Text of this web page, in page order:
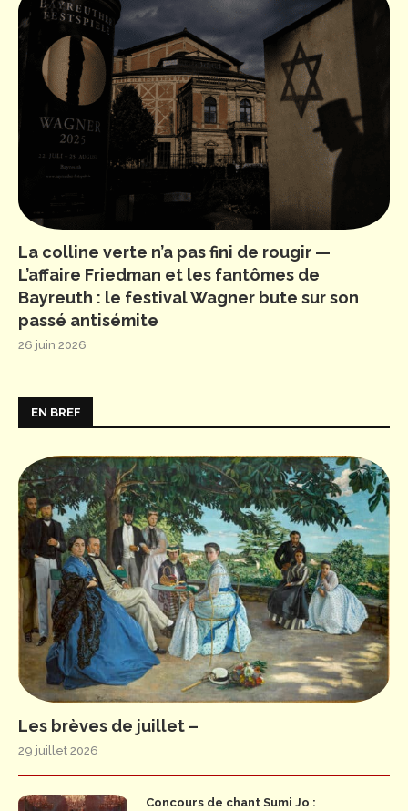
La colline verte n’a pas fini de rougir —
L’affaire Friedman et les fantômes de
Bayreuth : le festival Wagner bute sur son
passé antisémite
26 juin 2026
EN BREF
Les brèves de juillet –
29 juillet 2026
Concours de chant Sumi Jo :